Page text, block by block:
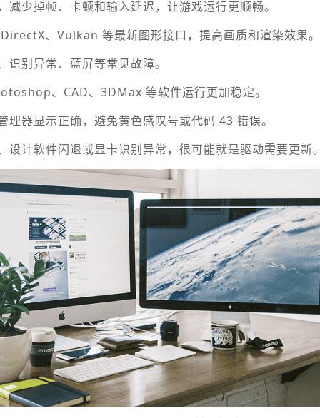
减少掉帧、卡顿和输入延迟，让游戏运行更顺畅。
、Vulkan 等最新图形接口，提高画质和渲染效果。
识别异常、蓝屏等常见故障。
、CAD、3DMax 等软件运行更加稳定。
理器显示正确，避免黄色感叹号或代码 43 错误。
设计软件闪退或显卡识别异常，很可能就是驱动需要更新